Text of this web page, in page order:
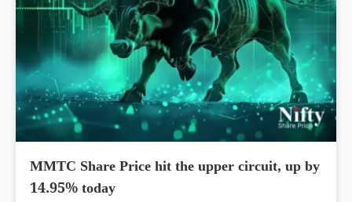
MMTC Share Price hit the upper circuit, up by
14.95% today